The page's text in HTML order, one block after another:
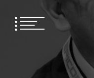
content